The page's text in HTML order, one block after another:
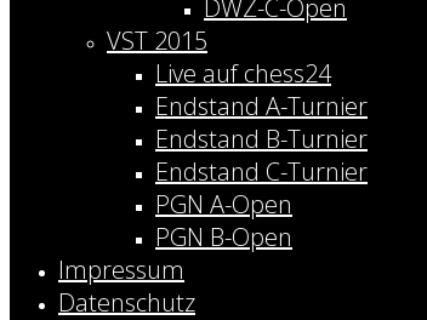
DWZ-C-Open
VST 2015
Live auf chess24
Endstand A-Turnier
Endstand B-Turnier
Endstand C-Turnier
PGN A-Open
PGN B-Open
Impressum
Datenschutz